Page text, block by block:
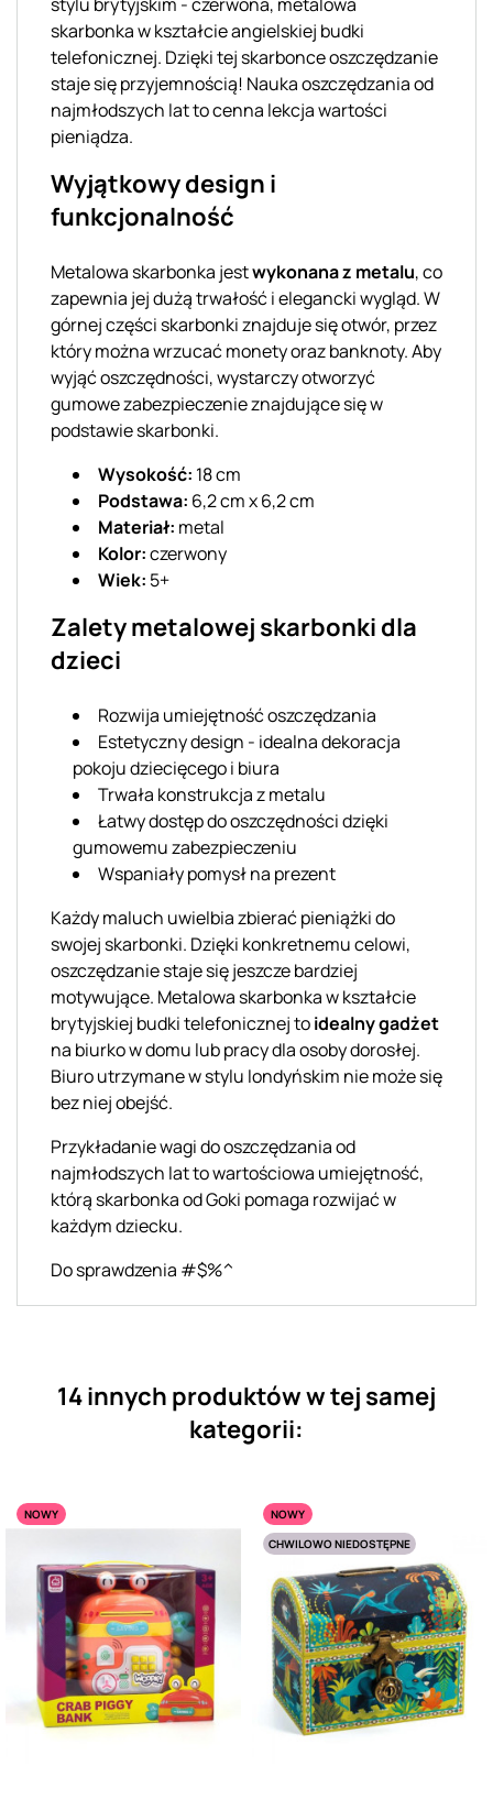
skarbonka w kształcie angielskiej budki
telefonicznej. Dzięki tej skarbonce oszczędzanie
staje się przyjemnością! Nauka oszczędzania od
najmłodszych lat to cenna lekcja wartości
pieniądza.
Wyjątkowy design i
funkcjonalność
Metalowa skarbonka jestwykonana z metalu, co
zapewnia jej dużą trwałość i elegancki wygląd. W
górnej części skarbonki znajduje się otwór, przez
który można wrzucać monety oraz banknoty. Aby
wyjąć oszczędności, wystarczy otworzyć
gumowe zabezpieczenie znajdujące się w
podstawie skarbonki.
Wysokość: 18 cm
Podstawa: 6,2 cm x 6,2 cm
Materiał: metal
Kolor:czerwony
Wiek: 5+
Zalety metalowej skarbonki dla
dzieci
Rozwija umiejętność oszczędzania
Estetyczny design - idealna dekoracja
pokoju dziecięcego i biura
Trwała konstrukcja z metalu
Łatwy dostęp do oszczędności dzięki
gumowemu zabezpieczeniu
Wspaniały pomysł na prezent
Każdy maluch uwielbia zbierać pieniążki do
swojej skarbonki. Dzięki konkretnemu celowi,
oszczędzanie staje się jeszcze bardziej
motywujące. Metalowa skarbonka w kształcie
brytyjskiej budki telefonicznej toidealny gadżet
na biurko w domu lub pracy dla osoby dorosłej.
Biuro utrzymane w stylu londyńskim nie może się
bez niej obejść.
Przykładanie wagi do oszczędzania od
najmłodszych lat to wartościowa umiejętność,
którą skarbonka od Goki pomaga rozwijać w
każdym dziecku.
Do sprawdzenia #$%^
14 innych produktów w tej samej
kategorii:
NOWY
NOWY
CHWILOWO NIEDOSTĘPNE